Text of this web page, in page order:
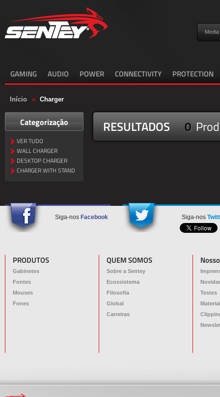
Media
GAMING AUDIO POWER CONNECTIVITY PROTECTION
Início » Charger
Categorização
VER TUDO
WALL CHARGER
DESKTOP CHARGER
CHARGER WITH STAND
RESULTADOS 0
Siga-nos Facebook Siga-nos
PRODUTOS
Gabinetes
Fontes
Mouses
Fones
QUEM SOMOS
Sobre a Sentey
Ecossistema
Filosofia
Global
Carreiras
Testes